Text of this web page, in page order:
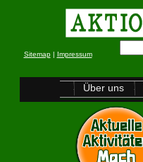
Sitemap| Impressum
Über uns